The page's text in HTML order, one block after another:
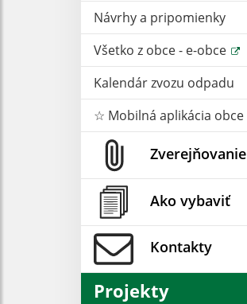
Návrhy a pripomienky
Všetko z obce - e-obce
Kalendár zvozu odpadu
☆ Mobilná aplikácia obce
Zverejňovanie
Ako vybaviť
Kontakty
Projekty